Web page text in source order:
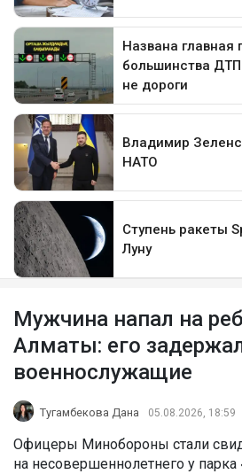
Мужчина напал на
Алматы: его
военнослужащие
Тугамбекова Дана 05.08.2026, 18:59
Офицеры Минобороны стали
на несовершеннолетнего у парка